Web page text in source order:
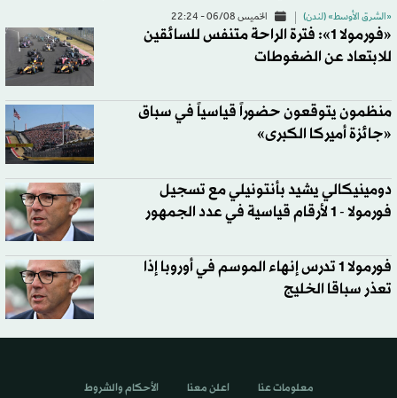
«الشرق الأوسط» (لندن) الخميس 06/08 - 22:24
«فورمولا 1»: فترة الراحة متنفس للسائقين
للابتعاد عن الضغوطات
منظمون يتوقعون حضوراً قياسياً في سباق
«جائزة أميركا الكبرى»
دومينيكالي يشيد بأنتونيلي مع تسجيل
فورمولا - 1 لأرقام قياسية في عدد الجمهور
فورمولا 1 تدرس إنهاء الموسم في أوروبا إذا
تعذر سباقا الخليج
معلومات عنا اعلن معنا الأحكام والشروط